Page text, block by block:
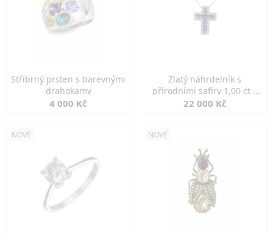
Stříbrný prsten s barevnými
drahokamy
4 000 Kč
Zlatý náhrdelník s
přírodními safíry 1,00 ct a
diamanty
22 000 Kč
NOVÉ NOVÉ